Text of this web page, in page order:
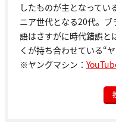
したものが主となってい
ニア世代となる20代。
語はさすがに時代錯誤と
くが持ち合わせている“
※ヤングマシン：